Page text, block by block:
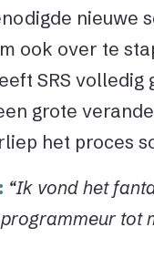
nieuwe
ook over te
SRS
grote
het proces
: “Ik vond het
tot